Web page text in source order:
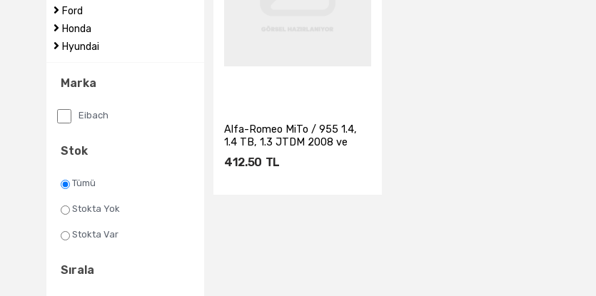
Ford
Honda
Hyundai
Marka
Eibach
Stok
Tümü
Stokta Yok
Stokta Var
Sırala
Alfa-Romeo MiTo / 955 1.4,
1.4 TB, 1.3 JTDM 2008 ve
Sonrası...
412.50 TL